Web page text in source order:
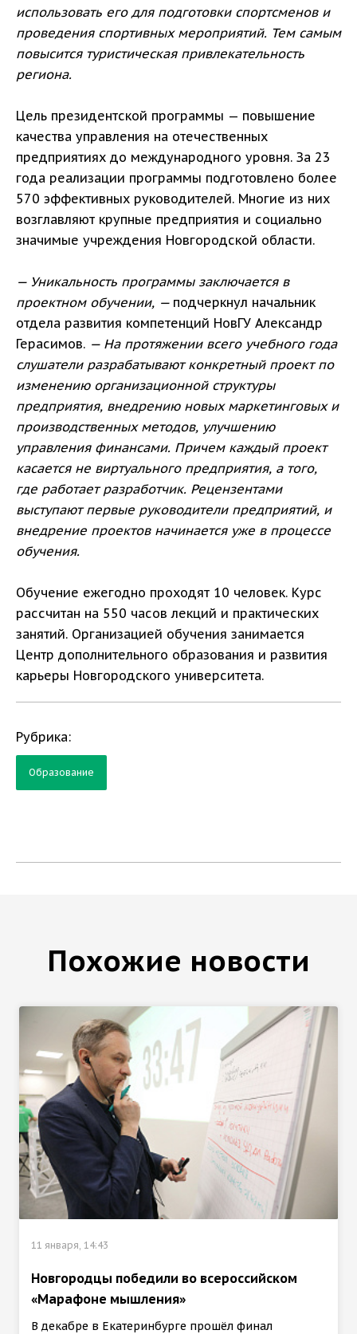
использовать его для подготовки спортсменов и
проведения спортивных мероприятий. Тем самым
повысится туристическая привлекательность
региона.
Цель президентской программы — повышение
качества управления на отечественных
предприятиях до международного уровня. За 23
года реализации программы подготовлено более
570 эффективных руководителей. Многие из них
возглавляют крупные предприятия и социально
значимые учреждения Новгородской области.
— Уникальность программы заключается в
проектном обучении, — подчеркнул начальник
отдела развития компетенций НовГУ Александр
Герасимов. — На протяжении всего учебного года
слушатели разрабатывают конкретный проект по
изменению организационной структуры
предприятия, внедрению новых маркетинговых и
производственных методов, улучшению
управления финансами. Причем каждый проект
касается не виртуального предприятия, а того,
где работает разработчик. Рецензентами
выступают первые руководители предприятий, и
внедрение проектов начинается уже в процессе
обучения.
Обучение ежегодно проходят 10 человек. Курс
рассчитан на 550 часов лекций и практических
занятий. Организацией обучения занимается
Центр дополнительного образования и развития
карьеры Новгородского университета.
Рубрика:
Образование
Похожие новости
11 января, 14:43
Новгородцы победили во всероссийском
«Марафоне мышления»
В декабре в Екатеринбурге прошёл финал